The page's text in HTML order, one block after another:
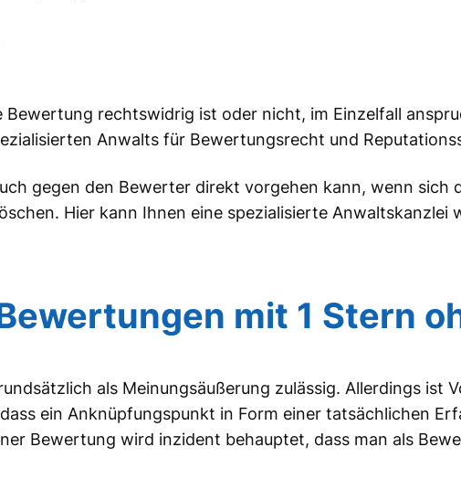
Bewertung rechtswidrig ist oder nicht, im Einzelfall
Anwalts für Bewertungsrecht und
gegen den Bewerter direkt vorgehen kann, wenn sich
Hier kann Ihnen eine spezialisierte
mit 1 Stern
als Meinungsäußerung zulässig. Allerdings ist
ein Anknüpfungspunkt in Form einer tatsächlichen
Bewertung wird inzident behauptet, dass man als